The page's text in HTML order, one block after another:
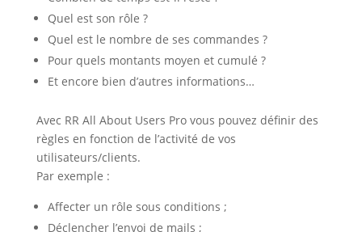
Quel est son rôle ?
Quel est le nombre de ses commandes ?
Pour quels montants moyen et cumulé ?
Et encore bien d’autres informations…
Avec RR All About Users Pro vous pouvez définir des
règles en fonction de l’activité de vos
utilisateurs/clients.
Par exemple :
Affecter un rôle sous conditions ;
Déclencher l’envoi de mails ;